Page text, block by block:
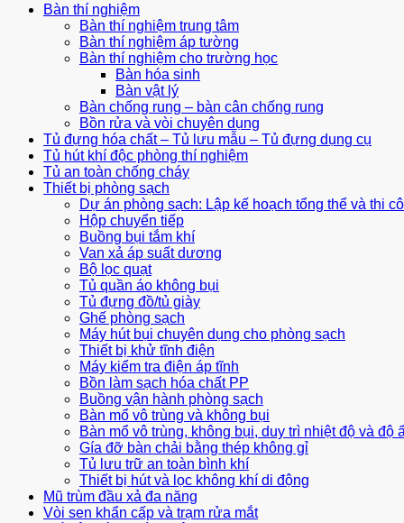
Bàn thí nghiệm
Bàn thí nghiệm trung tâm
Bàn thí nghiệm áp tường
Bàn thí nghiệm cho trường học
Bàn hóa sinh
Bàn vật lý
Bàn chống rung – bàn cân chống rung
Bồn rửa và vòi chuyên dụng
Tủ đựng hóa chất – Tủ lưu mẫu – Tủ đựng dụng cụ
Tủ hút khí độc phòng thí nghiệm
Tủ an toàn chống cháy
Thiết bị phòng sạch
Dự án phòng sạch: Lập kế hoạch tổng thể và thi
Hộp chuyển tiếp
Buồng bụi tắm khí
Van xả áp suất dương
Bộ lọc quạt
Tủ quần áo không bụi
Tủ đựng đồ/tủ giày
Ghế phòng sạch
Máy hút bụi chuyên dụng cho phòng sạch
Thiết bị khử tĩnh điện
Máy kiểm tra điện áp tĩnh
Bồn làm sạch hóa chất PP
Buồng vận hành phòng sạch
Bàn mổ vô trùng và không bụi
Bàn mổ vô trùng, không bụi, duy trì nhiệt độ và độ
Gía đỡ bàn chải bằng thép không gỉ
Tủ lưu trữ an toàn bình khí
Thiết bị hút và lọc không khí di động
Mũ trùm đầu xả đa năng
Vòi sen khẩn cấp và trạm rửa mắt